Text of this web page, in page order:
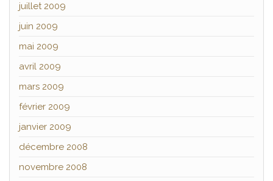
juillet 2009
juin 2009
mai 2009
avril 2009
mars 2009
février 2009
janvier 2009
décembre 2008
novembre 2008